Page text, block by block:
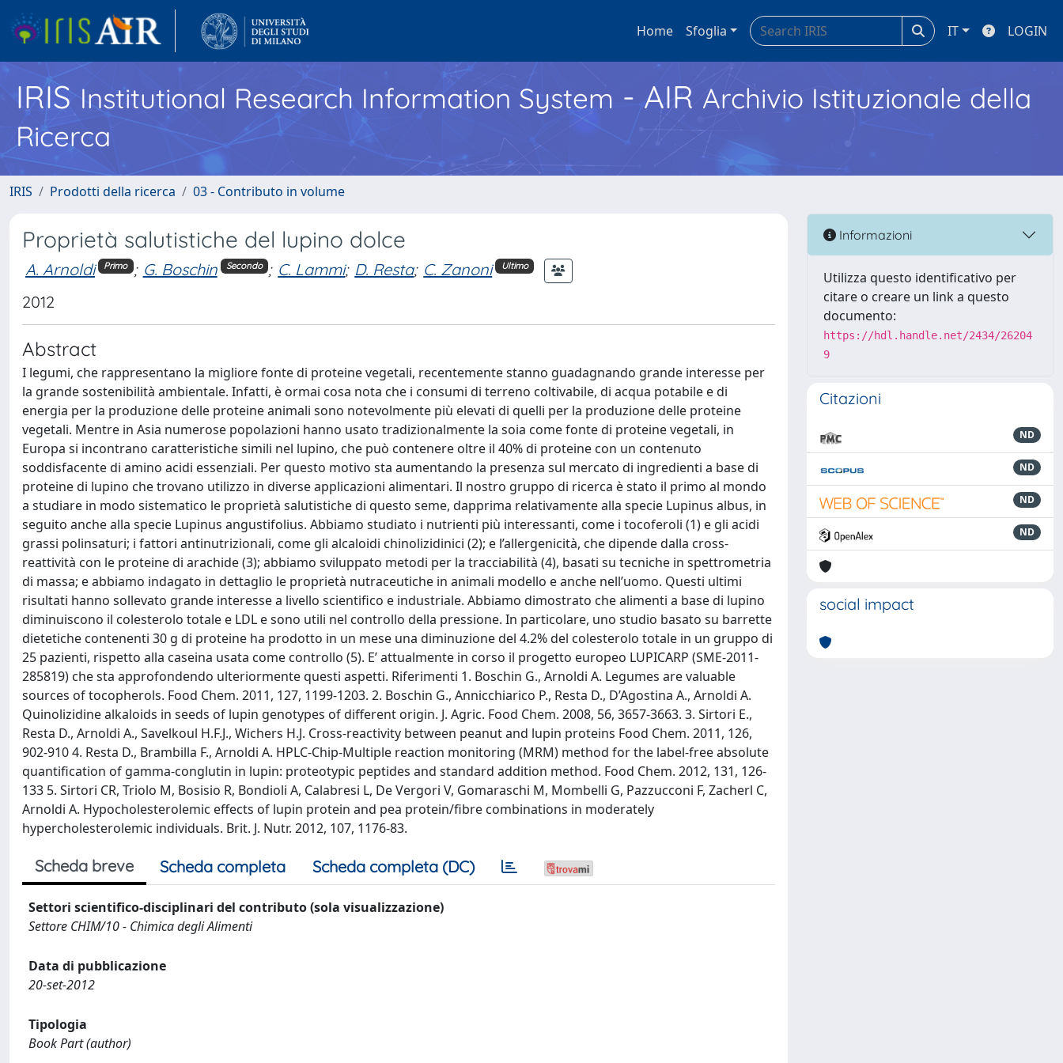
Home Sfoglia IT LOGIN
IRISInstitutional Research Information System - AIR Archivio Istituzionale della
Ricerca
IRIS Prodotti della ricerca 03 - Contributo in volume
Proprietà salutistiche del lupino dolce
A. Arnoldi Primo ; G. Boschin Secondo ; C. Lammi; D. Resta; C. Zanoni Ultimo
2012
Abstract
I legumi, che rappresentano la migliore fonte di proteine vegetali, recentemente stanno guadagnando grande interesse per
la grande sostenibilità ambientale. Infatti, è ormai cosa nota che i consumi di terreno coltivabile, di acqua potabile e di
energia per la produzione delle proteine animali sono notevolmente più elevati di quelli per la produzione delle proteine
vegetali. Mentre in Asia numerose popolazioni hanno usato tradizionalmente la soia come fonte di proteine vegetali, in
Europa si incontrano caratteristiche simili nel lupino, che può contenere oltre il 40% di proteine con un contenuto
soddisfacente di amino acidi essenziali. Per questo motivo sta aumentando la presenza sul mercato di ingredienti a base di
proteine di lupino che trovano utilizzo in diverse applicazioni alimentari. Il nostro gruppo di ricerca è stato il primo al mondo
a studiare in modo sistematico le proprietà salutistiche di questo seme, dapprima relativamente alla specie Lupinus albus, in
seguito anche alla specie Lupinus angustifolius. Abbiamo studiato i nutrienti più interessanti, come i tocoferoli (1) e gli acidi
grassi polinsaturi; i fattori antinutrizionali, come gli alcaloidi chinolizidinici (2); e l’allergenicità, che dipende dalla cross-
reattività con le proteine di arachide (3); abbiamo sviluppato metodi per la tracciabilità (4), basati su tecniche in spettrometria
di massa; e abbiamo indagato in dettaglio le proprietà nutraceutiche in animali modello e anche nell’uomo. Questi ultimi
risultati hanno sollevato grande interesse a livello scientifico e industriale. Abbiamo dimostrato che alimenti a base di lupino
diminuiscono il colesterolo totale e LDL e sono utili nel controllo della pressione. In particolare, uno studio basato su barrette
dietetiche contenenti 30 g di proteine ha prodotto in un mese una diminuzione del 4.2% del colesterolo totale in un gruppo di
25 pazienti, rispetto alla caseina usata come controllo (5). E’ attualmente in corso il progetto europeo LUPICARP (SME-2011-
285819) che sta approfondendo ulteriormente questi aspetti. Riferimenti 1. Boschin G., Arnoldi A. Legumes are valuable
sources of tocopherols. Food Chem. 2011, 127, 1199-1203. 2. Boschin G., Annicchiarico P., Resta D., D’Agostina A., Arnoldi A.
Quinolizidine alkaloids in seeds of lupin genotypes of different origin. J. Agric. Food Chem. 2008, 56, 3657-3663. 3. Sirtori E.,
Resta D., Arnoldi A., Savelkoul H.F.J., Wichers H.J. Cross-reactivity between peanut and lupin proteins Food Chem. 2011, 126,
902-910 4. Resta D., Brambilla F., Arnoldi A. HPLC-Chip-Multiple reaction monitoring (MRM) method for the label-free absolute
quantification of gamma-conglutin in lupin: proteotypic peptides and standard addition method. Food Chem. 2012, 131, 126-
133 5. Sirtori CR, Triolo M, Bosisio R, Bondioli A, Calabresi L, De Vergori V, Gomaraschi M, Mombelli G, Pazzucconi F, Zacherl C,
Arnoldi A. Hypocholesterolemic effects of lupin protein and pea protein/fibre combinations in moderately
hypercholesterolemic individuals. Brit. J. Nutr. 2012, 107, 1176-83.
Scheda breve Scheda completa Scheda completa (DC)
Settori scientifico-disciplinari del contributo (sola visualizzazione)
Settore CHIM/10 - Chimica degli Alimenti
Data di pubblicazione
20-set-2012
Tipologia
Book Part (author)
Informazioni
Utilizza questo identificativo per
citare o creare un link a questo
documento:
https://hdl.handle.net/2434/26204
9
Citazioni
ND
ND
ND
ND
social impact